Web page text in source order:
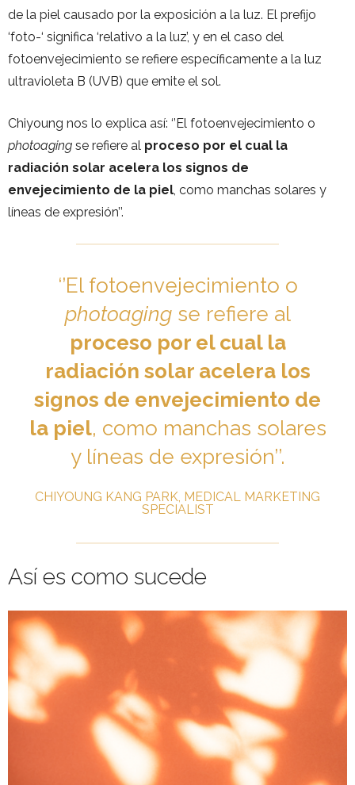
de la piel causado por la exposición a la luz. El prefijo
‘foto-‘ significa ‘relativo a la luz’, y en el caso del
fotoenvejecimiento se refiere específicamente a la luz
ultravioleta B (UVB) que emite el sol.
Chiyoung nos lo explica así: ‘’El fotoenvejecimiento o
photoaging se refiere al proceso por el cual la
radiación solar acelera los signos de
envejecimiento de la piel, como manchas solares y
líneas de expresión’’.
‘’El fotoenvejecimiento o
photoagingse refiere al
proceso por el cual la
radiación solar acelera los
signos de envejecimiento de
la piel, como manchas solares
y líneas de expresión’’.
CHIYOUNG KANG PARK, MEDICAL MARKETING
SPECIALIST
Así es como sucede